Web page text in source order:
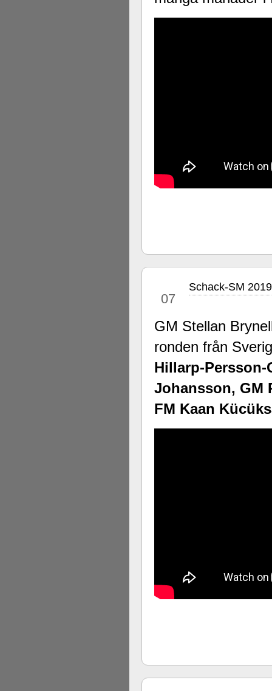
07
Schack-SM
GM Stellan
ronden från
Hillarp-
Johansson, GM
FM Kaan